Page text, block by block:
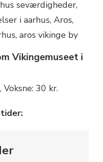
Vikingemuseet i
Voksne: 30 kr.